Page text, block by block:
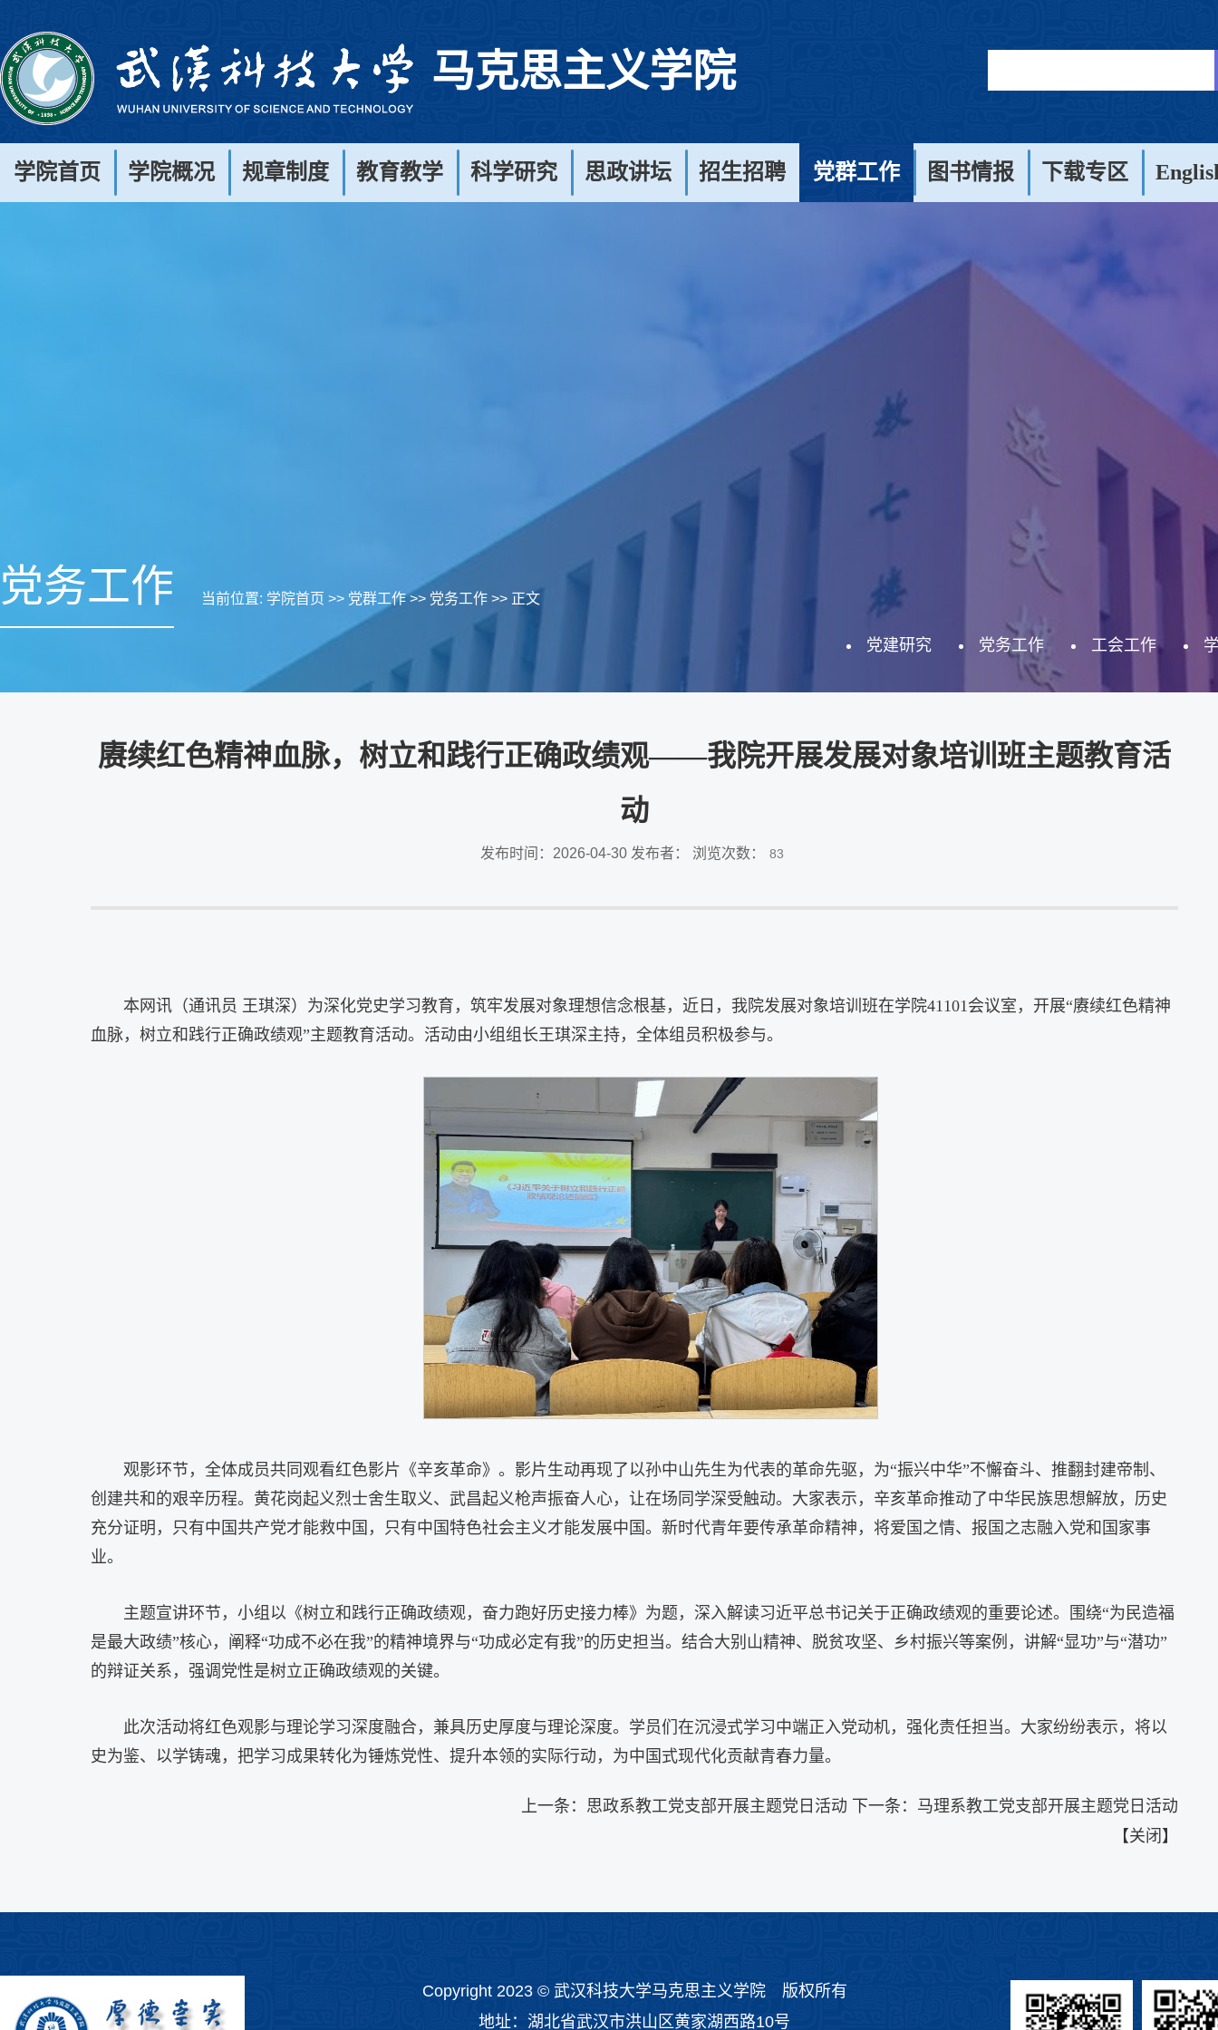
马克思主义学院
学院首页 学院概况 规章制度 教育教学 科学研究 思政讲坛 招生招聘 党群工作 图书情报 下载专区
党务工作 当前位置: 学院首页 >> 党群工作>> 党务工作 >> 正文
党建研究 党务工作 工会工作
赓续红色精神血脉，树立和践行正确政绩观——我院开展发展对象培训班主题教育活
动
发布时间：2026-04-30 发布者： 浏览次数： 83
本网讯（通讯员 王琪深）为深化党史学习教育，筑牢发展对象理想信念根基，近日，我院发展对象培训班在学院41101会议室，开展“赓续红色精神
血脉，树立和践行正确政绩观”主题教育活动。活动由小组组长王琪深主持，全体组员积极参与。
观影环节，全体成员共同观看红色影片《辛亥革命》。影片生动再现了以孙中山先生为代表的革命先驱，为“振兴中华”不懈奋斗、推翻封建帝制、
创建共和的艰辛历程。黄花岗起义烈士舍生取义、武昌起义枪声振奋人心，让在场同学深受触动。大家表示，辛亥革命推动了中华民族思想解放，历史
充分证明，只有中国共产党才能救中国，只有中国特色社会主义才能发展中国。新时代青年要传承革命精神，将爱国之情、报国之志融入党和国家事
业。
主题宣讲环节，小组以《树立和践行正确政绩观，奋力跑好历史接力棒》为题，深入解读习近平总书记关于正确政绩观的重要论述。围绕“为民造福
是最大政绩”核心，阐释“功成不必在我”的精神境界与“功成必定有我”的历史担当。结合大别山精神、脱贫攻坚、乡村振兴等案例，讲解“显功”与“潜功”
的辩证关系，强调党性是树立正确政绩观的关键。
此次活动将红色观影与理论学习深度融合，兼具历史厚度与理论深度。学员们在沉浸式学习中端正入党动机，强化责任担当。大家纷纷表示，将以
史为鉴、以学铸魂，把学习成果转化为锤炼党性、提升本领的实际行动，为中国式现代化贡献青春力量。
上一条： 思政系教工党支部开展主题党日活动 下一条： 马理系教工党支部开展主题党日活动
【关闭 】
Copyright 2023 © 武汉科技大学马克思主义学院 版权所有
​地址：湖北省武汉市洪山区黄家湖西路10号